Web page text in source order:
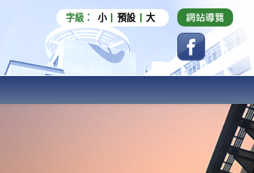
字級： 小 預設 大